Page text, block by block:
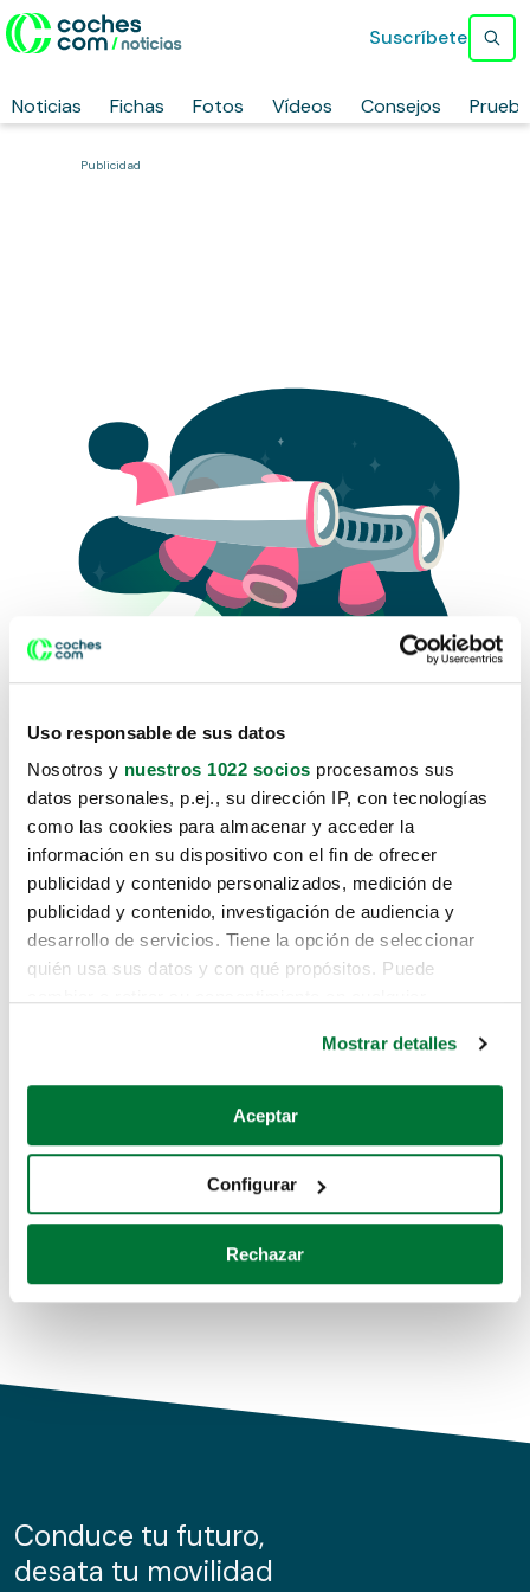
Uso responsable de sus datos
Nosotros y nuestros 1022 socios procesamos sus
datos personales, p.ej., su dirección IP, con tecnologías
como las cookies para almacenar y acceder la
información en su dispositivo con el fin de ofrecer
publicidad y contenido personalizados, medición de
publicidad y contenido, investigación de audiencia y
desarrollo de servicios. Tiene la opción de seleccionar
quién usa sus datos y con qué propósitos. Puede
Si lo permite, también quisiéramos:
Recopilar información sobre su ubicación geográfica
Identificar su dispositivo analizándolo activamente
para buscar características específicas (huellas
Obtenga más información sobre cómo se procesan sus
de cookies.
información sobre el uso que haga del sitio web con
nuestros partners de redes sociales, publicidad y análisis
Mostrar detalles
Aceptar
Configurar
Rechazar
Noticias Fichas Fotos Vídeos Consejos
Suscríbete
Publicidad
Lo sentimos, no sabemos como
te hemos traido hasta aquí.
Pero puedes encontrar el coche que estás
buscando en alguno de estos enlaces:
Coches de segunda mano
Coches de km0
Conduce tu futuro,
desata tu movilidad